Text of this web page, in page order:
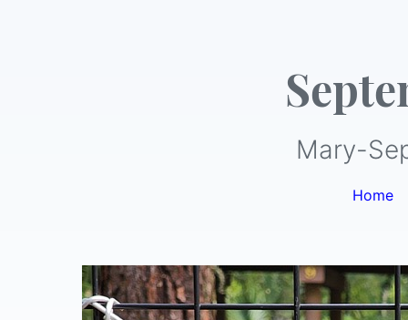
Mary-
Home